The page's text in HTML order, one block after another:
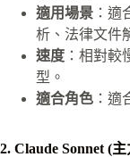
適用場景 ：
析、法律文件
速度 ：相對
型。
適合角色 ：適
2. Claude Sonnet (